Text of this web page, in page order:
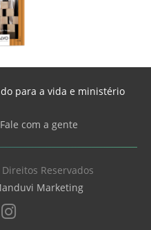
para a vida e ministério
Fale com a gente
Reservados
Marketing